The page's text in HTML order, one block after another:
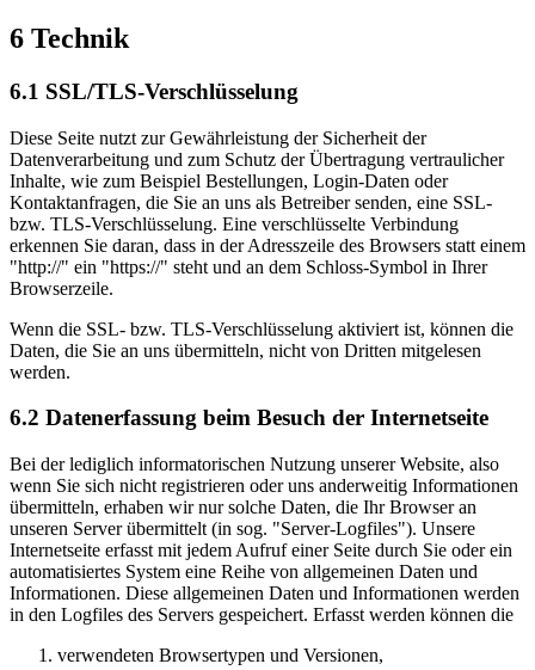
6 Technik
6.1 SSL/TLS-Verschlüsselung
Diese Seite nutzt zur Gewährleistung der Sicherheit der
Datenverarbeitung und zum Schutz der Übertragung vertraulicher
Inhalte, wie zum Beispiel Bestellungen, Login-Daten oder
Kontaktanfragen, die Sie an uns als Betreiber senden, eine SSL-
bzw. TLS-Verschlüsselung. Eine verschlüsselte Verbindung
erkennen Sie daran, dass in der Adresszeile des Browsers statt einem
"http://" ein "https://" steht und an dem Schloss-Symbol in Ihrer
Browserzeile.
Wenn die SSL- bzw. TLS-Verschlüsselung aktiviert ist, können die
Daten, die Sie an uns übermitteln, nicht von Dritten mitgelesen
werden.
6.2 Datenerfassung beim Besuch der Internetseite
Bei der lediglich informatorischen Nutzung unserer Website, also
wenn Sie sich nicht registrieren oder uns anderweitig Informationen
übermitteln, erhaben wir nur solche Daten, die Ihr Browser an
unseren Server übermittelt (in sog. "Server-Logfiles"). Unsere
Internetseite erfasst mit jedem Aufruf einer Seite durch Sie oder ein
automatisiertes System eine Reihe von allgemeinen Daten und
Informationen. Diese allgemeinen Daten und Informationen werden
in den Logfiles des Servers gespeichert. Erfasst werden können die
verwendeten Browsertypen und Versionen,